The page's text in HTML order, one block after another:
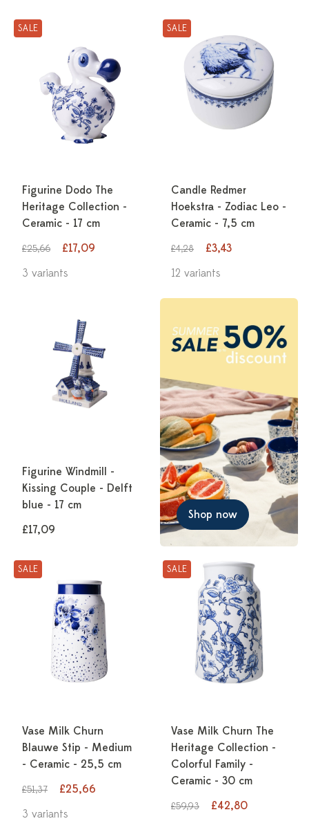
SALE
Figurine Dodo The
Heritage Collection -
Ceramic - 17 cm
£25,66
£17,09
3 variants
SALE
Candle Redmer
Hoekstra - Zodiac Leo -
Ceramic - 7,5 cm
£4,28
£3,43
12 variants
Figurine Windmill -
Kissing Couple - Delft
blue - 17 cm
£17,09
Shop now
SALE
Vase Milk Churn
Blauwe Stip - Medium
- Ceramic - 25,5 cm
£51,37
£25,66
3 variants
SALE
Vase Milk Churn The
Heritage Collection -
Colorful Family -
Ceramic - 30 cm
£59,93 £42,80